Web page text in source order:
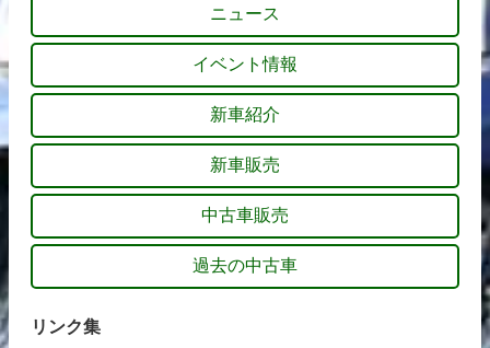
ニュース
イベント情報
新車紹介
新車販売
中古車販売
過去の中古車
リンク集